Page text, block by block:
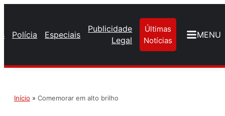
Polícia Especiais
Publicidade
Legal
Últimas
Notícias
MENU
Início » Comemorar em alto brilho